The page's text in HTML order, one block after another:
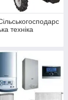
техніка